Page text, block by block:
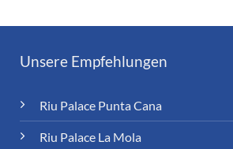
Unsere Empfehlungen
Riu Palace Punta Cana
Riu Palace La Mola